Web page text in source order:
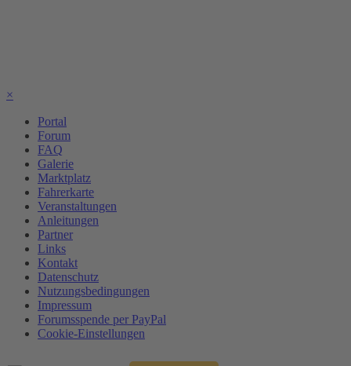
×
Portal
Forum
FAQ
Galerie
Marktplatz
Fahrerkarte
Veranstaltungen
Anleitungen
Partner
Links
Kontakt
Datenschutz
Nutzungsbedingungen
Impressum
Forumsspende per PayPal
Cookie-Einstellungen